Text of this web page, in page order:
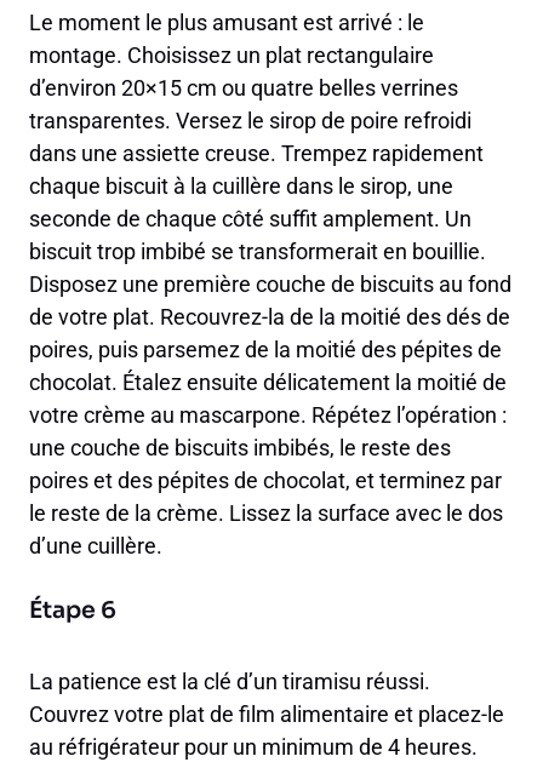
Le moment le plus amusant est arrivé : le
montage. Choisissez un plat rectangulaire
d’environ 20×15 cm ou quatre belles verrines
transparentes. Versez le sirop de poire refroidi
dans une assiette creuse. Trempez rapidement
chaque biscuit à la cuillère dans le sirop, une
seconde de chaque côté suffit amplement. Un
biscuit trop imbibé se transformerait en bouillie.
Disposez une première couche de biscuits au fond
de votre plat. Recouvrez-la de la moitié des dés de
poires, puis parsemez de la moitié des pépites de
chocolat. Étalez ensuite délicatement la moitié de
votre crème au mascarpone. Répétez l’opération :
une couche de biscuits imbibés, le reste des
poires et des pépites de chocolat, et terminez par
le reste de la crème. Lissez la surface avec le dos
d’une cuillère.
Étape 6
La patience est la clé d’un tiramisu réussi.
Couvrez votre plat de film alimentaire et placez-le
au réfrigérateur pour un minimum de 4 heures.